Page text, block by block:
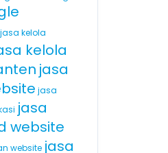
jasa kelola
kelola
jasa
jasa
jasa
website
website jasa